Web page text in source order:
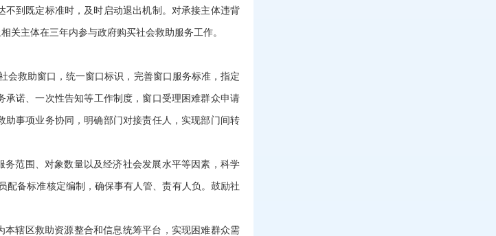
到既定标准时，及时启动退出机制。对承接主体违背
关主体在三年内参与政府购买社会救助服务工作。
救助窗口，统一窗口标识，完善窗口服务标准，指定
诺、一次性告知等工作制度，窗口受理困难群众申请
事项业务协同，明确部门对接责任人，实现部门间转
范围、对象数量以及经济社会发展水平等因素，科学
备标准核定编制，确保事有人管、责有人负。鼓励社
辖区救助资源整合和信息统筹平台，实现困难群众需